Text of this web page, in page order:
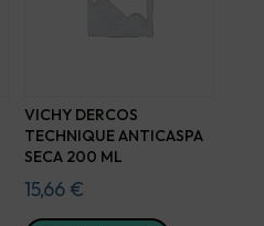
VICHY DERCOS
TECHNIQUE ANTICASPA
SECA 200 ML
15,66 €